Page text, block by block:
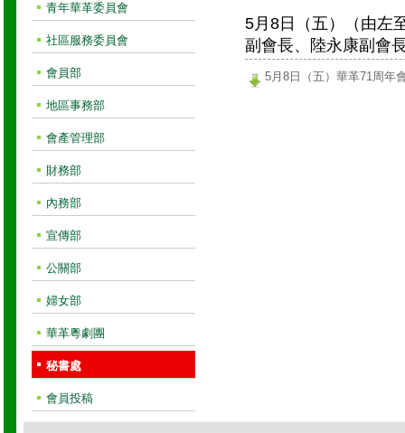
青年華革委員會
社區服務委員會
會員部
地區事務部
會產管理部
財務部
內務部
宣傳部
公關部
婦女部
華革粵劇團
秘書處
會員投稿
5月8日（五）（由左
副會長、陸永康副會
5月8日（五）華革71周年